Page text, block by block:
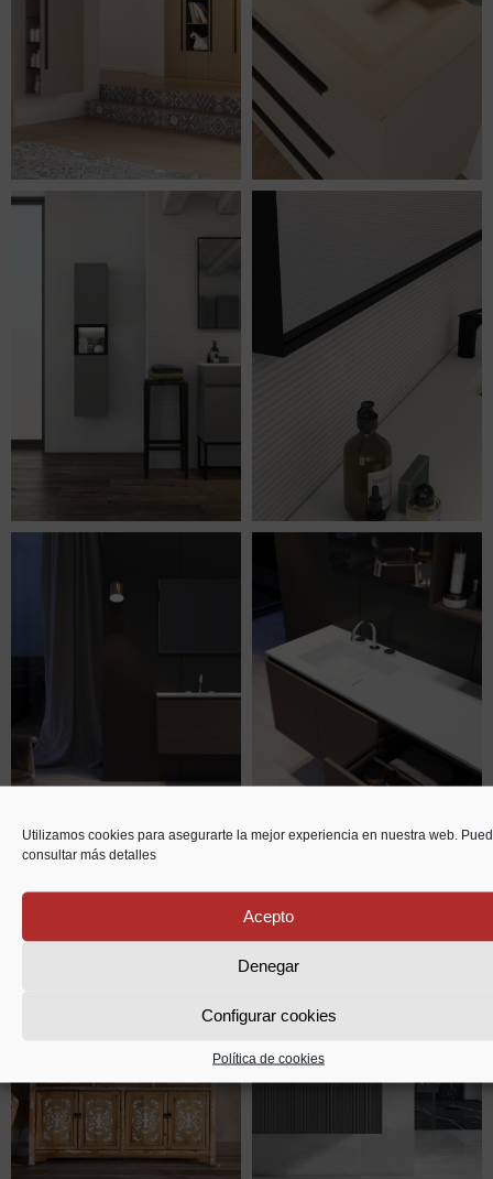
Utilizamos cookies para asegurarte la mejor experiencia en nuestra web.
consultar más detalles
Acepto
Denegar
Configurar cookies
Política de cookies